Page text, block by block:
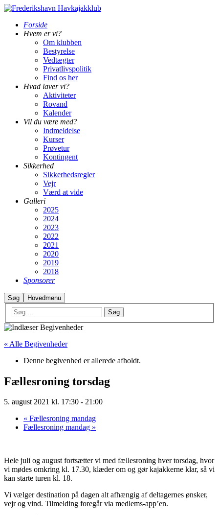
Forside
Hvem er vi?
Om klubben
Bestyrelse
Vedtægter
Privatlivspolitik
Find os her
Hvad laver vi?
Aktiviteter
Rovand
Kalender
Vil du være med?
Indmeldelse
Kurser
Prøvetur
Kontingent
Sikkerhed
Sikkerhedsregler
Vejr
Værd at vide
Galleri
2025
2024
2023
2022
2021
2020
2019
2018
Sponsorer
Søg Hovedmenu
« Alle Begivenheder
Denne begivenhed er allerede afholdt.
Fællesroning torsdag
5. august 2021 kl. 17:30 - 21:00
« Fællesroning mandag
Fællesroning mandag »
Hele juli og august fortsætter vi med fællesroning hver torsdag, hvor
vi mødes omkring kl. 17.30, klæder om og gør kajakkerne klar, så vi
kan starte turen kl. 18.
Vi vælger destination på dagen alt afhængig af deltagernes ønsker,
vejr og vind. Tilmelding foregår via medlems-app’en.